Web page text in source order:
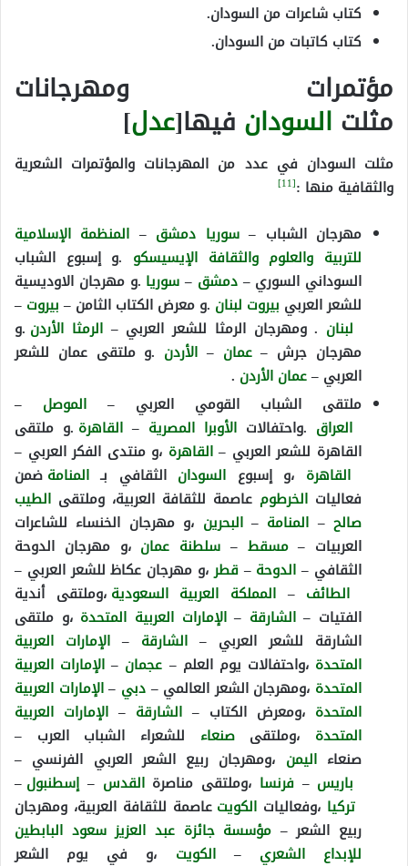
كتاب شاعرات من السودان.
كتاب كاتبات من السودان.
مؤتمرات ومهرجانات
مثلت السودان فيها[عدل]
مثلت السودان في عدد من المهرجانات والمؤتمرات الشعرية
والثقافية منها :[11]
مهرجان الشباب –سوريا دمشق – المنظمة الإسلامية
للتربية والعلوم والثقافة الإيسيسكو .و إسبوع الشباب
السوداني السوري –دمشق –سوريا .و مهرجان الاوديسية
للشعر العربي بيروت لبنان .و معرض الكتاب الثامن –بيروت –
لبنان . ومهرجان الرمثا للشعر العربي –الرمثا الأردن .و
مهرجان جرش –عمان – الأردن .و ملتقى عمان للشعر
العربي –عمان الأردن .
ملتقى الشباب القومي العربي – الموصل –
العراق .واحتفالات الأوبرا المصرية – القاهرة .و ملتقى
القاهرة للشعر العربي –القاهرة ،و منتدى الفكر العربي –
القاهرة ،و إسبوع السودان الثقافي بـ المنامة ضمن
فعاليات الخرطوم عاصمة للثقافة العربية، وملتقى الطيب
صالح – المنامة –البحرين ،و مهرجان الخنساء للشاعرات
العربيات –مسقط – سلطنة عمان ،و مهرجان الدوحة
الثقافي –الدوحة –قطر،و مهرجان عكاظ للشعر العربي –
الطائف – المملكة العربية السعودية ،وملتقى أندية
الفتيات –الشارقة –الإمارات العربية المتحدة ،و ملتقى
الشارقة للشعر العربي – الشارقة – الإمارات العربية
المتحدة ،واحتفالات يوم العلم – عجمان – الإمارات العربية
المتحدة ،ومهرجان الشعر العالمي –دبي –الإمارات العربية
المتحدة ،ومعرض الكتاب – الشارقة – الإمارات العربية
المتحدة ،وملتقىصنعاء للشعراء الشباب العرب –
صنعاءاليمن ،ومهرجان ربيع الشعر العربي الفرنسي –
باريس –فرنسا ،وملتقى مناصرةالقدس –إسطنبول –
تركيا ،وفعاليات الكويت عاصمة للثقافة العربية، ومهرجان
ربيع الشعر – مؤسسة جائزة عبد العزيز سعود البابطين
للإبداع الشعري –الكويت ،و في يوم الشعر